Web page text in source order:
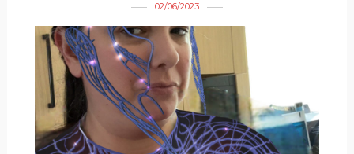
02/06/2023